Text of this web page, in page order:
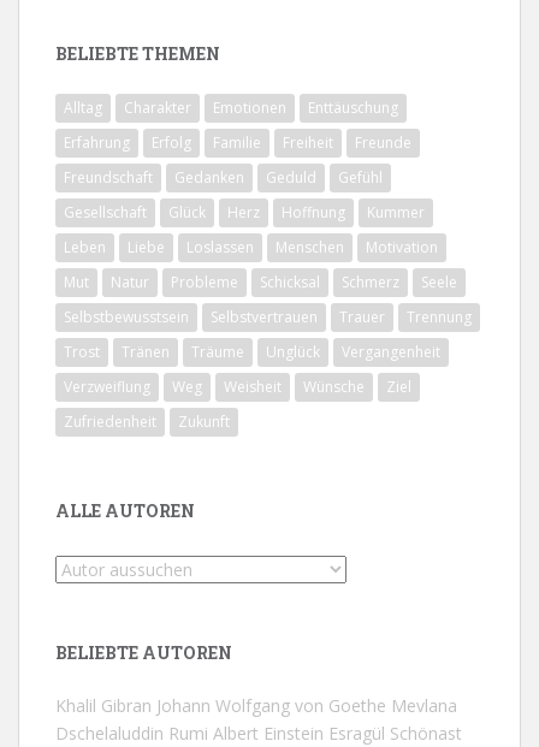
BELIEBTE THEMEN
Alltag Charakter Emotionen
Enttäuschung
Erfahrung
Erfolg Familie Freiheit
Freunde
Freundschaft
Gedanken Geduld
Gefühl
Gesellschaft
Glück Herz Hoffnung
Kummer
Leben
Liebe Loslassen Menschen
Motivation
Mut
Natur Probleme Schicksal Schmerz
Seele
Selbstbewusstsein
Selbstvertrauen Trauer
Trennung
Trost
Tränen Träume Unglück
Vergangenheit
Verzweiflung
Weg Weisheit Wünsche
Ziel
Zufriedenheit
Zukunft
ALLE AUTOREN
BELIEBTE AUTOREN
Khalil Gibran Johann Wolfgang von Goethe Mevlana
Dschelaluddin Rumi Albert Einstein Esragül Schönast